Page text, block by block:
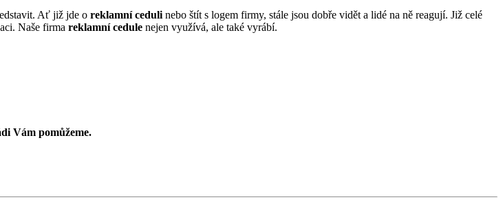
Ať již jde o reklamní ceduli nebo štít s logem firmy, stále jsou dobře vidět a lidé na ně reagují. Již celé
Naše firma reklamní cedule nejen využívá, ale také vyrábí.
Vám pomůžeme.